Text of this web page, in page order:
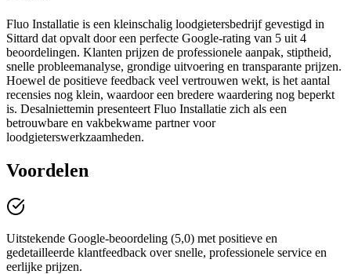
Fluo Installatie is een kleinschalig loodgietersbedrijf gevestigd in
Sittard dat opvalt door een perfecte Google-rating van 5 uit 4
beoordelingen. Klanten prijzen de professionele aanpak, stiptheid,
snelle probleemanalyse, grondige uitvoering en transparante prijzen.
Hoewel de positieve feedback veel vertrouwen wekt, is het aantal
recensies nog klein, waardoor een bredere waardering nog beperkt
is. Desalniettemin presenteert Fluo Installatie zich als een
betrouwbare en vakbekwame partner voor
loodgieterswerkzaamheden.
Voordelen
Uitstekende Google-beoordeling (5,0) met positieve en
gedetailleerde klantfeedback over snelle, professionele service en
eerlijke prijzen.